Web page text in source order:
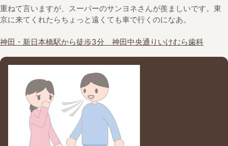
重ねて言いますが、スーパーのサンヨネさんが羨ましいです。東
京に来てくれたらちょっと遠くても車で行くのになあ。
神田・新日本橋駅から徒歩3分 神田中央通りいけむら歯科